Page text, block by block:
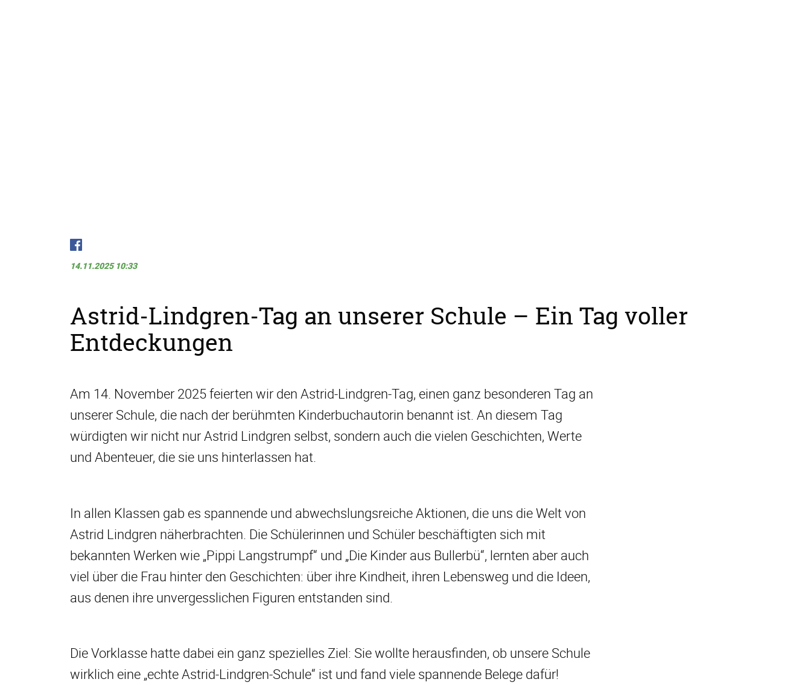
14.11.2025 10:33
Astrid-Lindgren-Tag an unserer Schule – Ein Tag voller
Entdeckungen
Am 14. November 2025 feierten wir den Astrid-Lindgren-Tag, einen ganz besonderen Tag an
unserer Schule, die nach der berühmten Kinderbuchautorin benannt ist. An diesem Tag
würdigten wir nicht nur Astrid Lindgren selbst, sondern auch die vielen Geschichten, Werte
und Abenteuer, die sie uns hinterlassen hat.
In allen Klassen gab es spannende und abwechslungsreiche Aktionen, die uns die Welt von
Astrid Lindgren näherbrachten. Die Schülerinnen und Schüler beschäftigten sich mit
bekannten Werken wie „Pippi Langstrumpf“ und „Die Kinder aus Bullerbü“, lernten aber auch
viel über die Frau hinter den Geschichten: über ihre Kindheit, ihren Lebensweg und die Ideen,
aus denen ihre unvergesslichen Figuren entstanden sind.
Die Vorklasse hatte dabei ein ganz spezielles Ziel: Sie wollte herausfinden, ob unsere Schule
wirklich eine „echte Astrid-Lindgren-Schule“ ist und fand viele spannende Belege dafür!